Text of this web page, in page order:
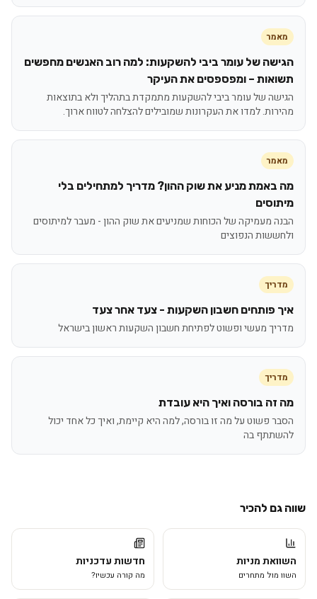
מאמר
הגישה של עומר ביבי להשקעות: למה רוב האנשים מחפשים
תשואות – ומפספסים את העיקר
הגישה של עומר ביבי להשקעות מתמקדת בתהליך ולא בתוצאות
מהירות. למדו את העקרונות שמובילים להצלחה לטווח ארוך.
מאמר
מה באמת מניע את שוק ההון? מדריך למתחילים בלי
מיתוסים
הבנה מעמיקה של הכוחות שמניעים את שוק ההון - מעבר למיתוסים
ולחששות הנפוצים
מדריך
איך פותחים חשבון השקעות - צעד אחר צעד
מדריך מעשי ופשוט לפתיחת חשבון השקעות ראשון בישראל
מדריך
מה זה בורסה ואיך היא עובדת
הסבר פשוט על מה זו בורסה, למה היא קיימת, ואיך כל אחד יכול
להשתתף בה
שווה גם להכיר
השוואת מניות
השוו מול מתחרים
חדשות עדכניות
מה קורה עכשיו?